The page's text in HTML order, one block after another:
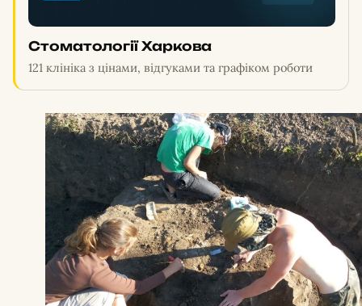
Стоматології Харкова
121 клініка з цінами, відгуками та графіком роботи